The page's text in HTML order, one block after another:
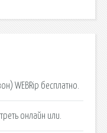
WEBRip бесплатно.
онлайн или.